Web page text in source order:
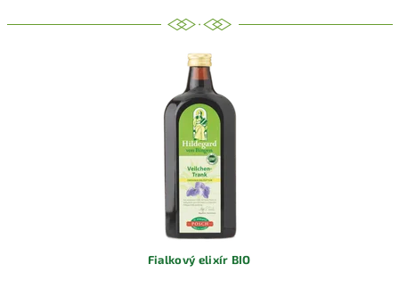
Fialkový elixír BIO